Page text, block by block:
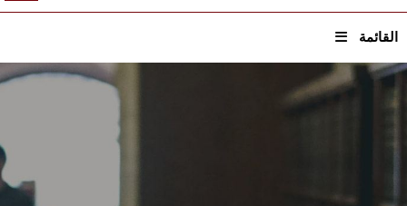
القائمة
الرئيسيـة
القطاعـات